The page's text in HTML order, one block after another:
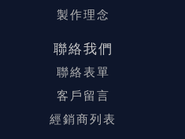
製作理念
聯絡我們
聯絡表單
客戶留言
經銷商列表